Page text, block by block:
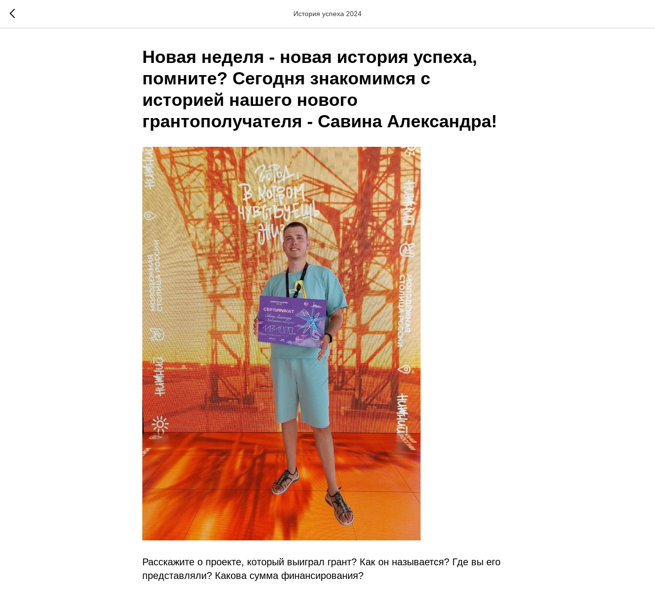
История успеха 2024
Новая неделя - новая история успеха,
помните? Сегодня знакомимся с
историей нашего нового
грантополучателя - Савина Александра!
Расскажите о проекте, который выиграл грант? Как он называется? Где вы его
представляли? Какова сумма финансирования?